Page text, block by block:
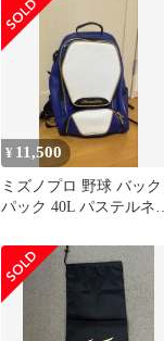
¥ 11,500
ミズノプロ 野球 バック
パック 40L パステルネ